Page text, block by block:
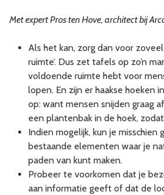
Met expert Pros ten Hove, architect bij
Als het kan, zorg dan voor
ruimte’. Dus zet tafels op zo’n
voldoende ruimte hebt voor
lopen. En zijn er haakse hoeken
op: want mensen snijden graag
een plantenbak in de hoek,
Indien mogelijk, kun je misschien
bestaande elementen waar je
paden van kunt maken.
Probeer te voorkomen dat je
aan informatie geeft of dat de